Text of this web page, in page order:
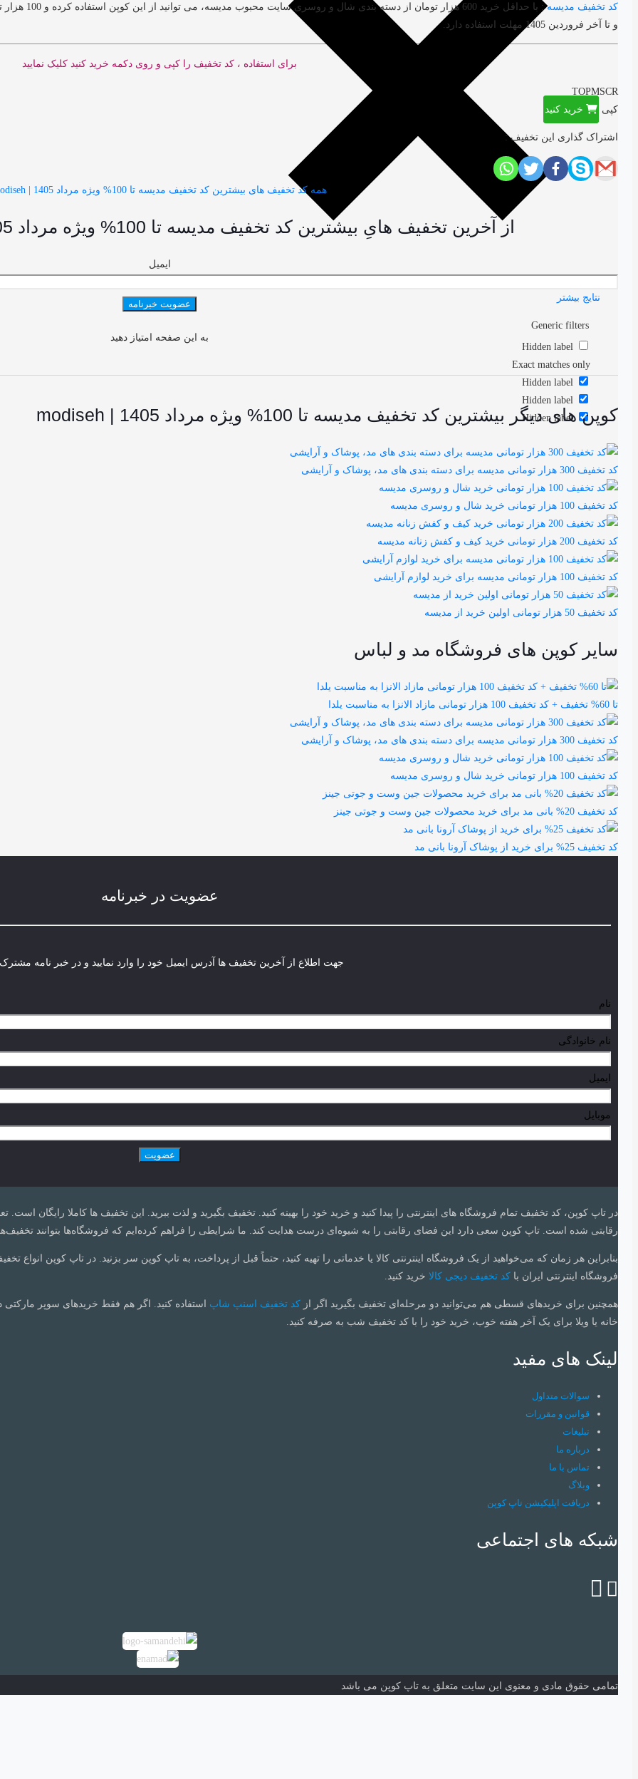
نتایج بیشتر
Generic filters
Hidden label
Exact matches only
Hidden label
Hidden label
Hidden label
کد تخفیف مدیسه
: با حداقل
و تا آخر فروردین 1405 مهلت استفاده دارد.
برای استفاده ، کد تخفیف را کپی و روی دکمه خرید کنید کلیک نمایید
TOPMSCR
کپی
خرید کنید
اشتراک گذاری این تخفیف :
همه کد تخفیف های بیشترین کد تخفیف مدیسه تا 100% ویژه مرداد 1405 | modiseh
از آخرین تخفیف هایِ بیشترین کد تخفیف مدیسه تا 100% ویژه مرداد 1405 | modiseh باخبر شوید
ایمیل
به این صفحه امتیاز دهید
کوپن های دیگر بیشترین کد تخفیف مدیسه تا 100% ویژه مرداد 1405 | modiseh
کد تخفیف 300 هزار تومانی مدیسه برای دسته بندی های مد، پوشاک و آرایشی
کد تخفیف 100 هزار تومانی خرید شال و روسری مدیسه
کد تخفیف 200 هزار تومانی خرید کیف و کفش زنانه مدیسه
کد تخفیف 100 هزار تومانی مدیسه برای خرید لوازم آرایشی
کد تخفیف 50 هزار تومانی اولین خرید از مدیسه
سایر کوپن های فروشگاه مد و لباس
تا 60% تخفیف + کد تخفیف 100 هزار تومانی مازاد الانزا به مناسبت یلدا
کد تخفیف 300 هزار تومانی مدیسه برای دسته بندی های مد، پوشاک و آرایشی
کد تخفیف 100 هزار تومانی خرید شال و روسری مدیسه
کد تخفیف 20% بانی مد برای خرید محصولات جین وست و جوتی جینز
کد تخفیف 25% برای خرید از پوشاک آرونا بانی مد
عضویت در خبرنامه
جهت اطلاع از آخرین تخفیف ها آدرس ایمیل خود را وارد نمایید و در خبر نامه
نام
نام خانوادگی
ایمیل
موبایل
در تاپ کوپن، کد تخفیف تمام فروشگاه های اینترنتی را پیدا کنید و خرید خود را بهینه کنید. تخفیف بگیرید و لذت ببرید. این تخفیف ها کاملا رایگان
رقابتی شده است. تاپ کوپن سعی‌ دارد این فضای رقابتی را به شیوه‌ای درست هدایت کند. ما شرایطی را فراهم کرده‌ایم که فروشگاه‌ها بتوانند
بنابراین هر زمان که می‌خواهید از یک فروشگاه اینترنتی کالا یا خدماتی را تهیه کنید، حتماً قبل از پرداخت، به تاپ کوپن سر بزنید. در تاپ کوپن انواع
فروشگاه اینترنتی ایران با کد تخفیف دیجی کالا خرید کنید.
همچنین برای خریدهای قسطی هم می‌توانید دو مرحله‌ای تخفیف بگیرید اگر از کد تخفیف اسنپ شاپ استفاده کنید. اگر هم فقط خریدهای سوپر
خانه یا ویلا برای یک آخر هفته خوب، خرید خود را با کد تخفیف شب به صرفه کنید.
لینک های مفید
سوالات متداول
قوانین و مقررات
تبلیغات
درباره ما
تماس با ما
وبلاگ
دریافت اپلیکیشن تاپ کوپن
شبکه های اجتماعی
تمامی حقوق مادی و معنوی این سایت متعلق به تاپ کوپن می باشد